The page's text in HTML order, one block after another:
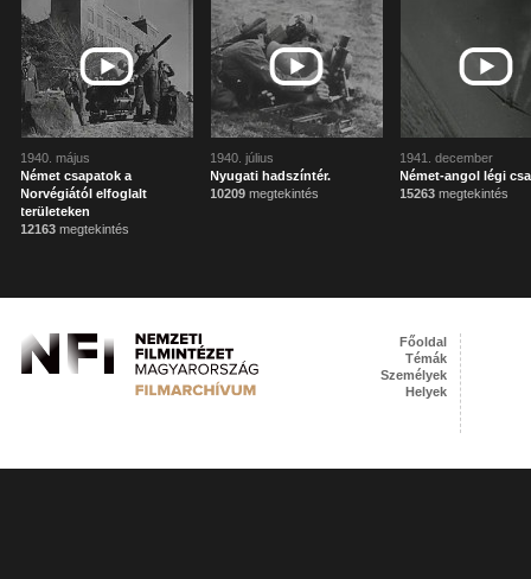
1940. május
Német csapatok a
Norvégiától elfoglalt
területeken
12163 megtekintés
1940. július
Nyugati hadszíntér.
10209 megtekintés
1941. december
Német-angol légi
15263 megtekintés
Főoldal
Témák
Személyek
Helyek